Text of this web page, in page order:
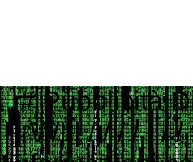
e1a5b5b6e3255540 advertising.com, 6814, RESELLER advertising.com, 7574, RESELLER adyoulike.com, 83d15ef72d387a1e60e5a1399a2b0c03, RESELLER adyoulike.com, b3e21aeb2e950aa59e5e8cc1b6dd6f8e, RESELLER, 4ad745ead2958bf7 adyoulike.com, b4bf4fdd9b0b915f746f6747ff432bde, RESELLER, 4ad745ead2958bf7 ampliffy.com, 5037, RESELLER amxrtb.com, 105199548, RESELLER aniview.com, 5e82edf1634339243920a8e5, RESELLER, 78b21b97965ec3f8 aniview.com, 5ef4bc022e79664d2b473869, RESELLER, 78b21b97965ec3f8 aol.com, 27093, RESELLER aol.com, 46658, RESELLER aol.com, 58905, RESELLER, e1a5b5b6e3255540 aolcloud.net, 4687, RESELLER appads.in, 107606, RESELLER appnexus.com, 10040, RESELLER, f5ab79cb980f11d1 appnexus.com, 10200, RESELLER, f5ab79cb980f11d1 appnexus.com, 10239, RESELLER, f5ab79cb980f11d1 appnexus.com, 10371, RESELLER, f5ab79cb980f11d1 appnexus.com, 11470, RESELLER appnexus.com, 11487, RESELLER, f5ab79cb980f11d1 appnexus.com, 11664, RESELLER, f5ab79cb980f11d1 appnexus.com, 11786, RESELLER, f5ab79cb980f11d1 appnexus.com, 11924, RESELLER, f5ab79cb980f11d1 appnexus.com, 12223, RESELLER, f5ab79cb980f11d1 appnexus.com, 12290, RESELLER, f5ab79cb980f11d1 appnexus.com, 12637, RESELLER, f5ab79cb980f11d1 appnexus.com, 13044, RESELLER, f5ab79cb980f11d1 appnexus.com, 13099, RESELLER, f5ab79cb980f11d1 appnexus.com, 13381, RESELLER, f5ab79cb980f11d1 appnexus.com, 1356, RESELLER, f5ab79cb980f11d1 appnexus.com, 1360, RESELLER, f5ab79cb980f11d1 appnexus.com, 13701, RESELLER, f5ab79cb980f11d1 appnexus.com, 14077, RESELLER appnexus.com, 14416, RESELLER,